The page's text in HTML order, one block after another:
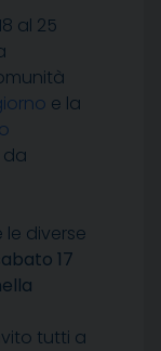
al 25
e la
da
le diverse
17
tutti a